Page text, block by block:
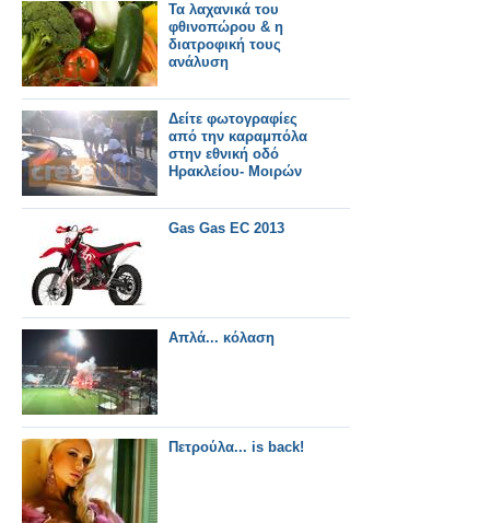
Τα λαχανικά του
φθινοπώρου & η
διατροφική τους
ανάλυση
Δείτε φωτογραφίες
από την καραμπόλα
στην εθνική οδό
Ηρακλείου- Μοιρών
Gas Gas EC 2013
Απλά... κόλαση
Πετρούλα... is back!